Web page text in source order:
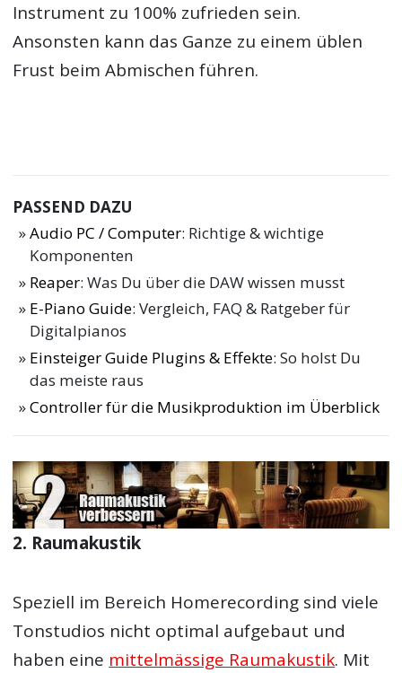
Instrument zu 100% zufrieden sein.
Ansonsten kann das Ganze zu einem üblen
Frust beim Abmischen führen.
PASSEND DAZU
Audio PC / Computer: Richtige & wichtige
Komponenten
Reaper: Was Du über die DAW wissen musst
E-Piano Guide: Vergleich, FAQ & Ratgeber für
Digitalpianos
Einsteiger Guide Plugins & Effekte: So holst Du
das meiste raus
Controller für die Musikproduktion im Überblick
2. Raumakustik
Speziell im Bereich Homerecording sind viele
Tonstudios nicht optimal aufgebaut und
haben eine mittelmässige Raumakustik. Mit